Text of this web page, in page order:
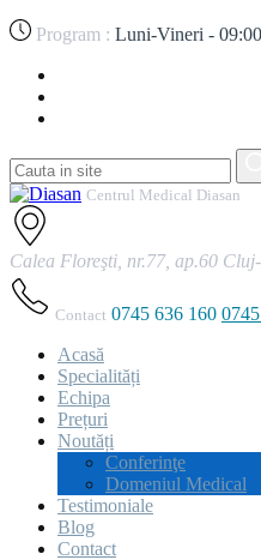
Program : Luni-Vineri -
Centrul Medical Diasan
Calea Floreşti, nr.77, ap.60
Contact 0745 636 160
Acasă
Specialități
Echipa
Prețuri
Noutăți
Conferinţe
Domeniul Medical
Testimoniale
Blog
Contact